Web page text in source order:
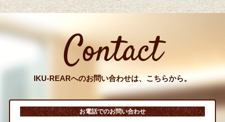
Contact
IKU-REARへのお問い合わせは、こちらから。
お電話でのお問い合わせ